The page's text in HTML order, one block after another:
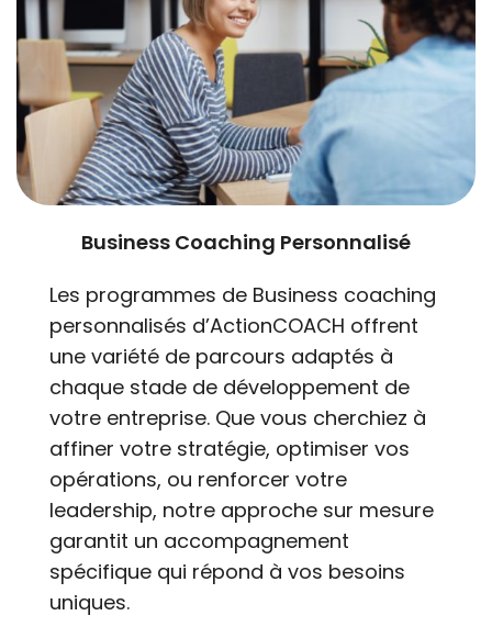
Business Coaching Personnalisé
Les programmes de Business coaching
personnalisés d’ActionCOACH offrent
une variété de parcours adaptés à
chaque stade de développement de
votre entreprise. Que vous cherchiez à
affiner votre stratégie, optimiser vos
opérations, ou renforcer votre
leadership, notre approche sur mesure
garantit un accompagnement
spécifique qui répond à vos besoins
uniques.